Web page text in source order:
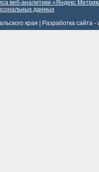
веб-аналитики «Яндекс
данных
края |
Разработка сайта -